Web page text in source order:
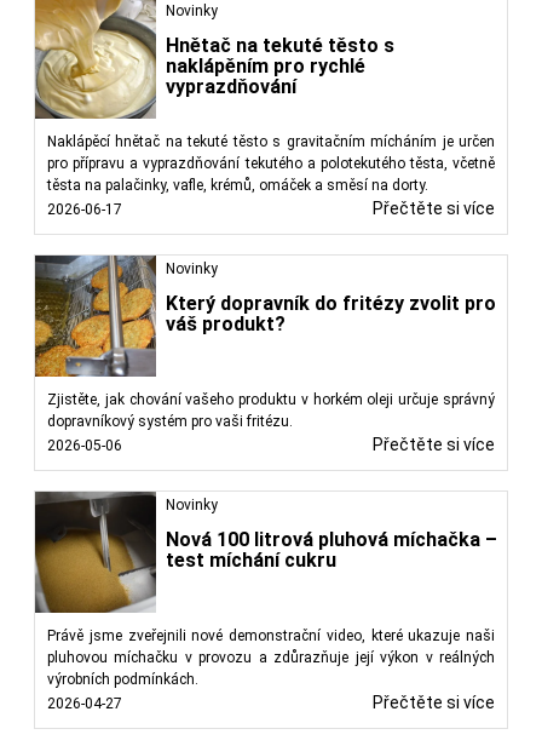
Novinky
Hnětač na tekuté těsto s
naklápěním pro rychlé
vyprazdňování
Naklápěcí hnětač na tekuté těsto s gravitačním mícháním je určen
pro přípravu a vyprazdňování tekutého a polotekutého těsta, včetně
těsta na palačinky, vafle, krémů, omáček a směsí na dorty.
2026-06-17
Přečtěte si více
Novinky
Který dopravník do fritézy zvolit pro
váš produkt?
Zjistěte, jak chování vašeho produktu v horkém oleji určuje správný
dopravníkový systém pro vaši fritézu.
2026-05-06
Přečtěte si více
Novinky
Nová 100 litrová pluhová míchačka –
test míchání cukru
Právě jsme zveřejnili nové demonstrační video, které ukazuje naši
pluhovou míchačku v provozu a zdůrazňuje její výkon v reálných
výrobních podmínkách.
2026-04-27
Přečtěte si více